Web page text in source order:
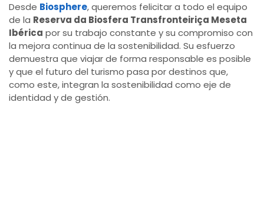
Desde Biosphere, queremos felicitar a todo el equipo
de la Reserva da Biosfera Transfronteiriça Meseta
Ibérica por su trabajo constante y su compromiso con
la mejora continua de la sostenibilidad. Su esfuerzo
demuestra que viajar de forma responsable es posible
y que el futuro del turismo pasa por destinos que,
como este, integran la sostenibilidad como eje de
identidad y de gestión.